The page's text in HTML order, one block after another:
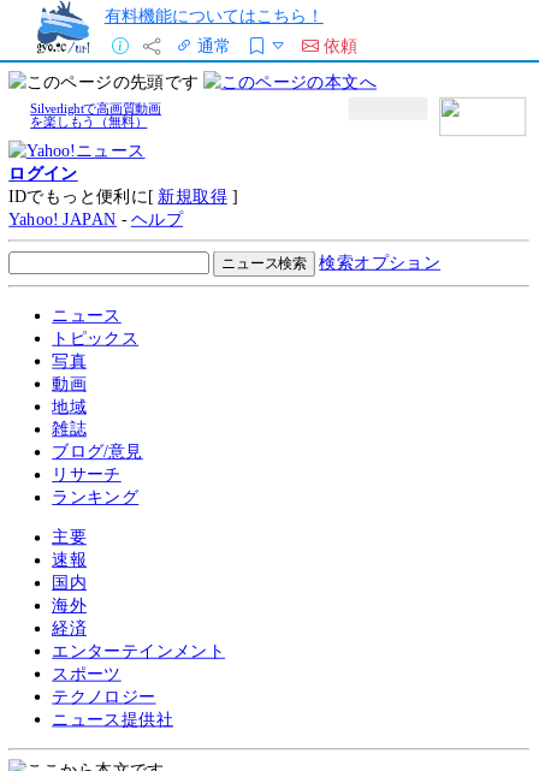
有料機能についてはこちら！
通常
依頼